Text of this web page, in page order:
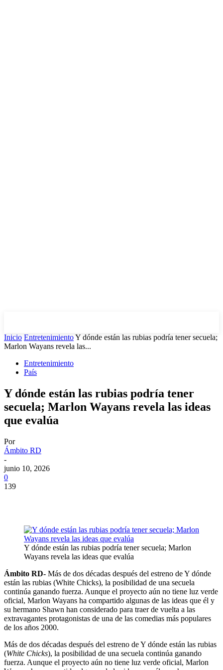
Inicio EntretenimientoY dónde están las rubias podría tener secuela;
Marlon Wayans revela las...
Entretenimiento
País
Y dónde están las rubias podría tener
secuela; Marlon Wayans revela las ideas
que evalúa
Por
Ámbito RD
-
junio 10, 2026
0
139
Y dónde están las rubias podría tener secuela; Marlon
Wayans revela las ideas que evalúa
Ámbito RD- Más de dos décadas después del estreno de Y dónde
están las rubias (White Chicks), la posibilidad de una secuela
continúa ganando fuerza. Aunque el proyecto aún no tiene luz verde
oficial, Marlon Wayans ha compartido algunas de las ideas que él y
su hermano Shawn han considerado para traer de vuelta a las
extravagantes protagonistas de una de las comedias más populares
de los años 2000.
Más de dos décadas después del estreno de Y dónde están las rubias
(White Chicks), la posibilidad de una secuela continúa ganando
fuerza. Aunque el proyecto aún no tiene luz verde oficial, Marlon